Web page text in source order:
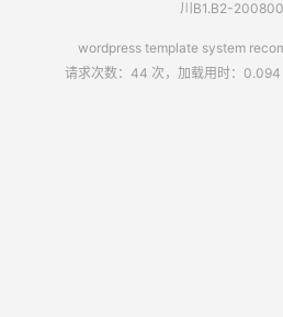
川B1.B2-
wordpress template system
请求次数：44 次，加载用时：